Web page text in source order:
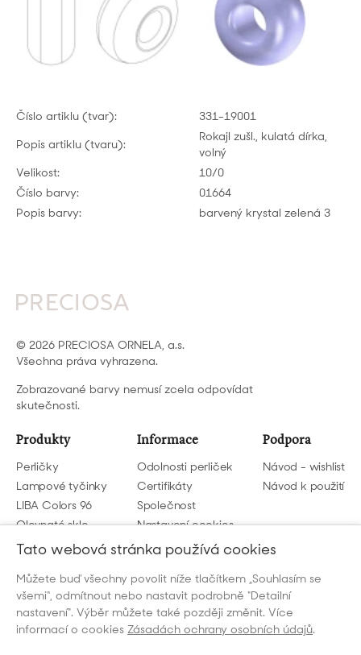
Číslo artiklu (tvar):
331-19001
Popis artiklu (tvaru):
Rokajl zušl., kulatá dírka,
volný
Velikost:
10/0
Číslo barvy:
01664
Popis barvy:
barvený krystal zelená 3
© 2026 PRECIOSA ORNELA, a.s.
Všechna práva vyhrazena.
Zobrazované barvy nemusí zcela odpovídat
skutečnosti.
Produkty
Perličky
Lampové tyčinky
LIBA Colors 96
Olovnaté sklo
Informace
Odolnosti perliček
Certifikáty
Společnost
Nastavení cookies
GDPR
Podpora
Návod - wishlist
Návod k použití
Napište nám
beads@preciosa.com
Tato webová stránka používá cookies
Můžete buď všechny povolit níže tlačítkem „Souhlasím se
všemi“, odmítnout nebo nastavit podrobně "Detailní
nastavení". Výběr můžete také později změnit. Více
informací o cookies Zásadách ochrany osobních údajů.